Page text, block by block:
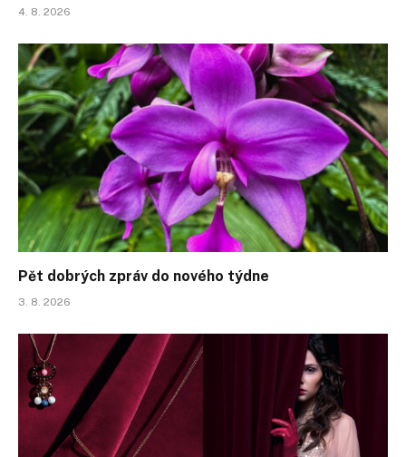
4. 8. 2026
Pět dobrých zpráv do nového týdne
3. 8. 2026